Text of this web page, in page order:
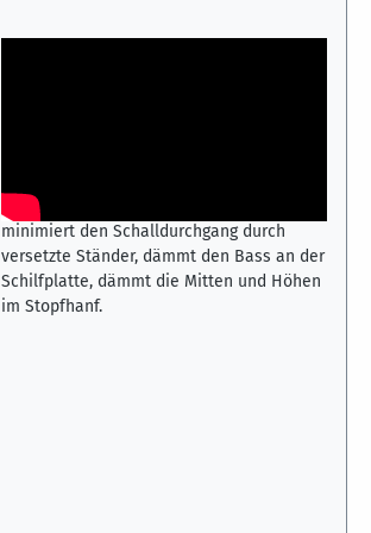
Schrägständern. Diese Konstruktion
minimiert den Schalldurchgang durch
versetzte Ständer, dämmt den Bass an der
Schilfplatte, dämmt die Mitten und Höhen
im Stopfhanf.